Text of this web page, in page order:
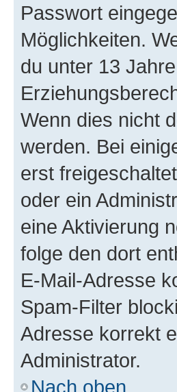
Passwort
Möglichkeiten.
du unter 13
Wenn dies nicht
werden. Bei
erst
oder ein
eine Aktivierung
folge den dort
E-Mail-Adresse
Spam-Filter
Adresse korrekt
Administrator.
Nach oben